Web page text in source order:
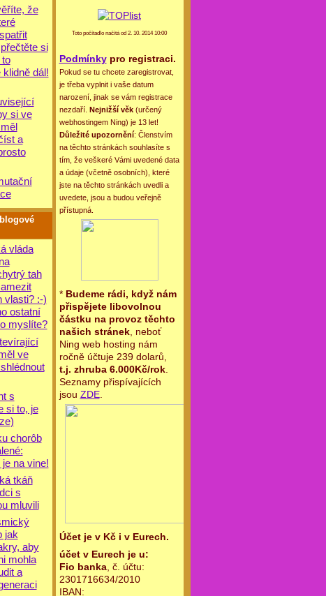
že
si
dál!
si ve
a
vláda
tah
vlasti? :-)
ostatní
myslíte?
ve
s
si to, je
chorôb
na vine!
tkáň
s
mluvili
jak
aby
mohla
a
Toto počítadlo načítá od 2. 10. 2014 10:00
Podmínkypro registraci.
Pokud se tu chcete zaregistrovat,
je třeba vyplnit i vaše datum
narození, jinak se vám registrace
nezdaří. Nejnižší věk(určený
webhostingem Ning) je 13 let!
Důležité upozornění: Členstvím
na těchto stránkách souhlasíte s
tím, že veškeré Vámi uvedené data
a údaje (včetně osobních), které
jste na těchto stránkách uvedli a
uvedete, jsou a budou veřejně
přístupná.
* Budeme rádi, když nám
přispějete libovolnou
částku na provoz těchto
našich stránek, neboť
Ning web hosting nám
ročně účtuje 239 dolarů,
t.j. zhruba 6.000Kč/rok.
Seznamy přispívajících
jsou ZDE.
Účet je v Kč i v Eurech.
účet v Eurech je u:
Fio banka, č. účtu:
2301716634/2010
IBAN: